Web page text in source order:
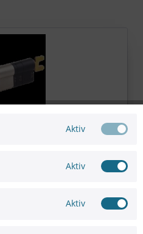
CylinderAktiv
Aktiv
Aktiv